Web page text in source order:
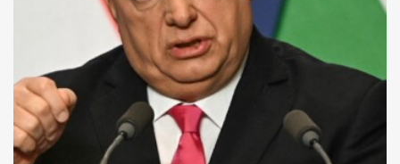
A legkeményebb bérgyilkosról
szóló film szegez este a
képernyő...